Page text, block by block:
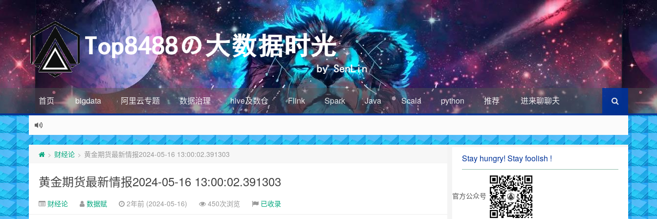
首页 bigdata 阿里云专题 数据治理 hive及数仓 Flink Spark Java Scala python 推荐 进来聊聊天
> 财经论 > 黄金期货最新情报2024-05-16 13:00:02.391303
黄金期货最新情报2024-05-16 13:00:02.391303
财经论 数据赋 2年前 (2024-05-16) 450次浏览 已收录
Stay hungry! Stay foolish !
官方公众号